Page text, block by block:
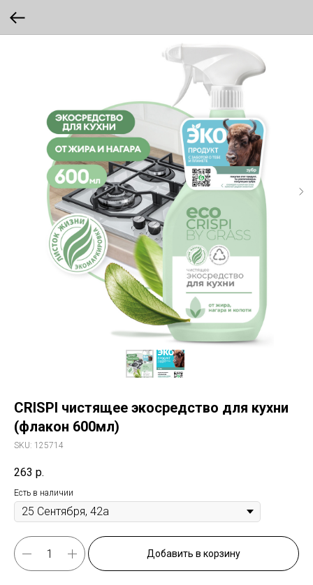
CRISPI чистящее экосредство для кухни
(флакон 600мл)
SKU: 125714
263 р.
Есть в наличии
Добавить в корзину